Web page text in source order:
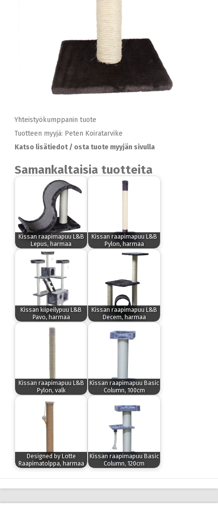
Yhteistyökumppanin tuote
Tuotteen myyjä: Peten Koiratarvike
Katso lisätiedot / osta tuote myyjän sivulla
Samankaltaisia tuotteita
Kissan raapimapuu L&B
Lepus, harmaa
Kissan raapimapuu L&B
Pylon, harmaa
Kissan kiipeilypuu L&B
Pavo, harmaa
Kissan raapimapuu L&B
Decem, harmaa
Kissan raapimapuu L&B
Pylon, valk
Kissan raapimapuu Basic
Column, 100cm
Designed by Lotte
Raapimatolppa, harmaa
Kissan raapimapuu Basic
Column, 120cm